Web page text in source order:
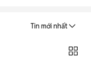
Tin mới nhất